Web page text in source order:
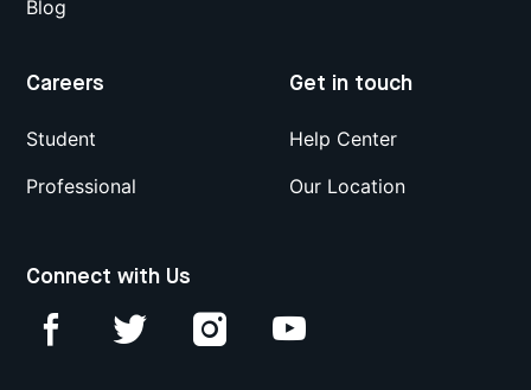
Blog
Careers
Student
Professional
Get in touch
Help Center
Our Location
Connect with Us